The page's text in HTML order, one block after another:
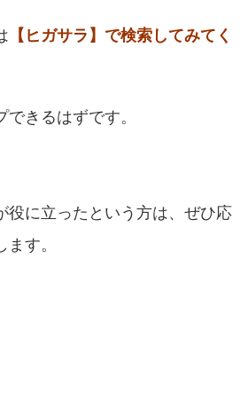
【ヒガサラ】で検索してみてく
きるはずです。
役に立ったという方は、ぜひ応
す。